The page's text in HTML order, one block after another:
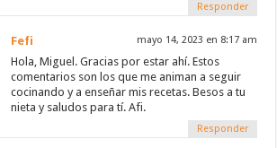
Responder
Fefi mayo 14, 2023 en 8:17 am
Hola, Miguel. Gracias por estar ahí. Estos
comentarios son los que me animan a seguir
cocinando y a enseñar mis recetas. Besos a tu
nieta y saludos para tí. Afi.
Responder